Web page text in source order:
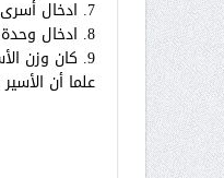
7. ادخال أسرى يعانون من اضطرابات نفسيه صعبة الى زنزانته ويشكلوا خطر على حياته 6 مرات.
8. ادخال وحدة بالقوة المفرطة واغراق الزنزانة بالغاز قبل 6 أشهر بعزل ريمونيم .
9. كان وزن الأسير 89 ، وخلال ال6 أشهر الأخيرة نزل الى 77 كيلو.
علما أن الأسير محكوم مؤبد و25 عامًا،